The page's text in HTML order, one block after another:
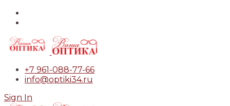
+7 961-088-77-66
info@optiki34.ru
Sign In